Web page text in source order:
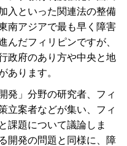
入といった関連法の整備
南アジアで最も早く障害
んだフィリピンですが、
政府のあり方や中央と地
あります。
発」分野の研究者、フィ
立案者などが集い、フィ
課題について議論しま
開発の問題と同様に、障